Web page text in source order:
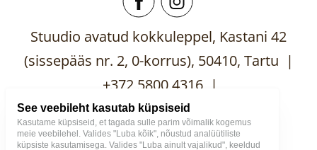
Stuudio avatud kokkuleppel, Kastani 42
(sissepääs nr. 2, 0-korrus), 50410, Tartu |
+372 5800 4316 |
mooblistuudio@gmail.com
See veebileht kasutab küpsiseid
Kasutame küpsiseid, et tagada sulle parim võimalik kogemus
meie veebilehel. Valides "Luba kõik", nõustud analüütiliste
küpsiste kasutamisega. Valides "Luba ainult vajalikud", keeldud